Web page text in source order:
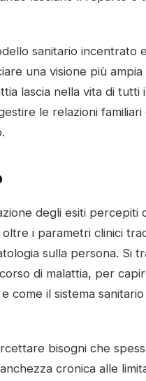
sanitario incentrato
una visione più
lascia nella vita di tutti
le relazioni
degli esiti percepiti
i parametri clinici
sulla persona. Si
di malattia, per
come il sistema
bisogni che
cronica alle